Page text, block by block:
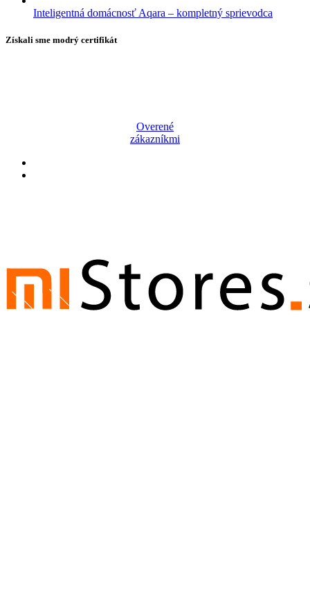
Inteligentná domácnosť Aqara – kompletný sprievodca
Získali sme modrý certifikát
Overené
zákazníkmi